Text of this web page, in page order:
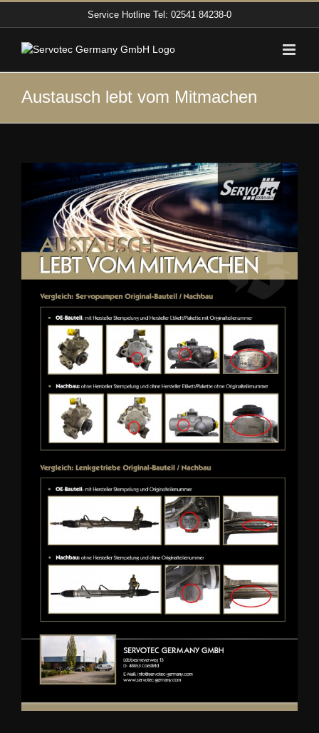
Service Hotline Tel: 02541 84238-0
Austausch lebt vom Mitmachen
Zeige
grösseres
Bild